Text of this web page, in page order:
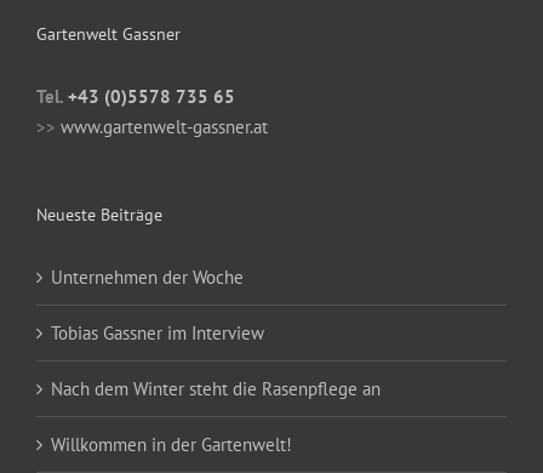
Gartenwelt Gassner
Tel. +43 (0)5578 735 65
>> www.gartenwelt-gassner.at
Neueste Beiträge
Unternehmen der Woche
Tobias Gassner im Interview
Nach dem Winter steht die Rasenpflege an
Willkommen in der Gartenwelt!